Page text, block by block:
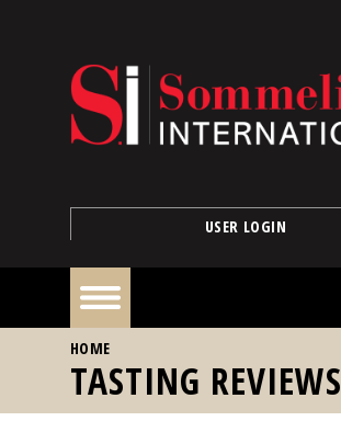
USER LOGIN
Home
YOU ARE HERE
HOME
TASTING REVIEWS